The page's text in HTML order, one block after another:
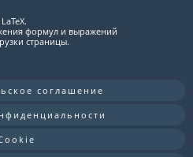
формул и выражений
страницы.
соглашение